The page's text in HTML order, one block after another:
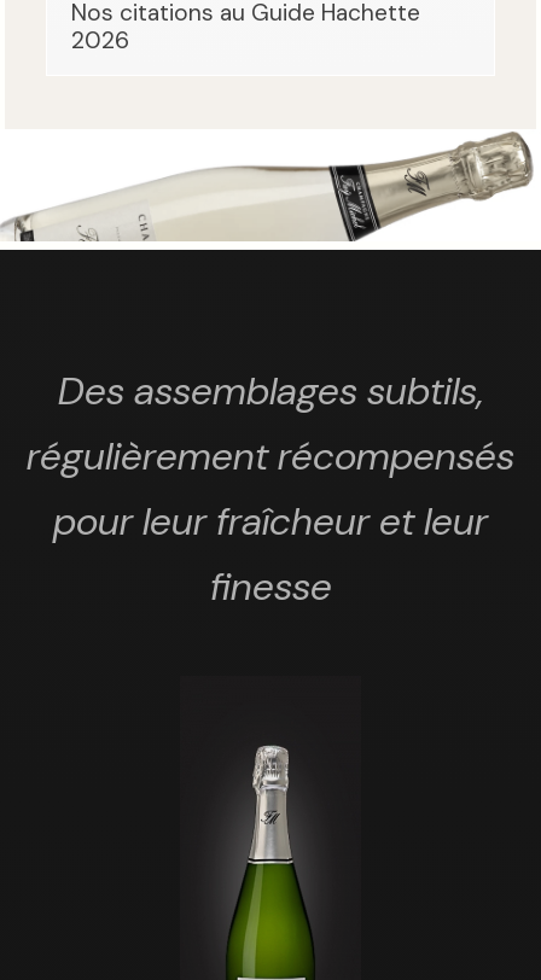
Nos citations au Guide Hachette
2026
Des assemblages subtils,
régulièrement récompensés
pour leur fraîcheur et leur
finesse